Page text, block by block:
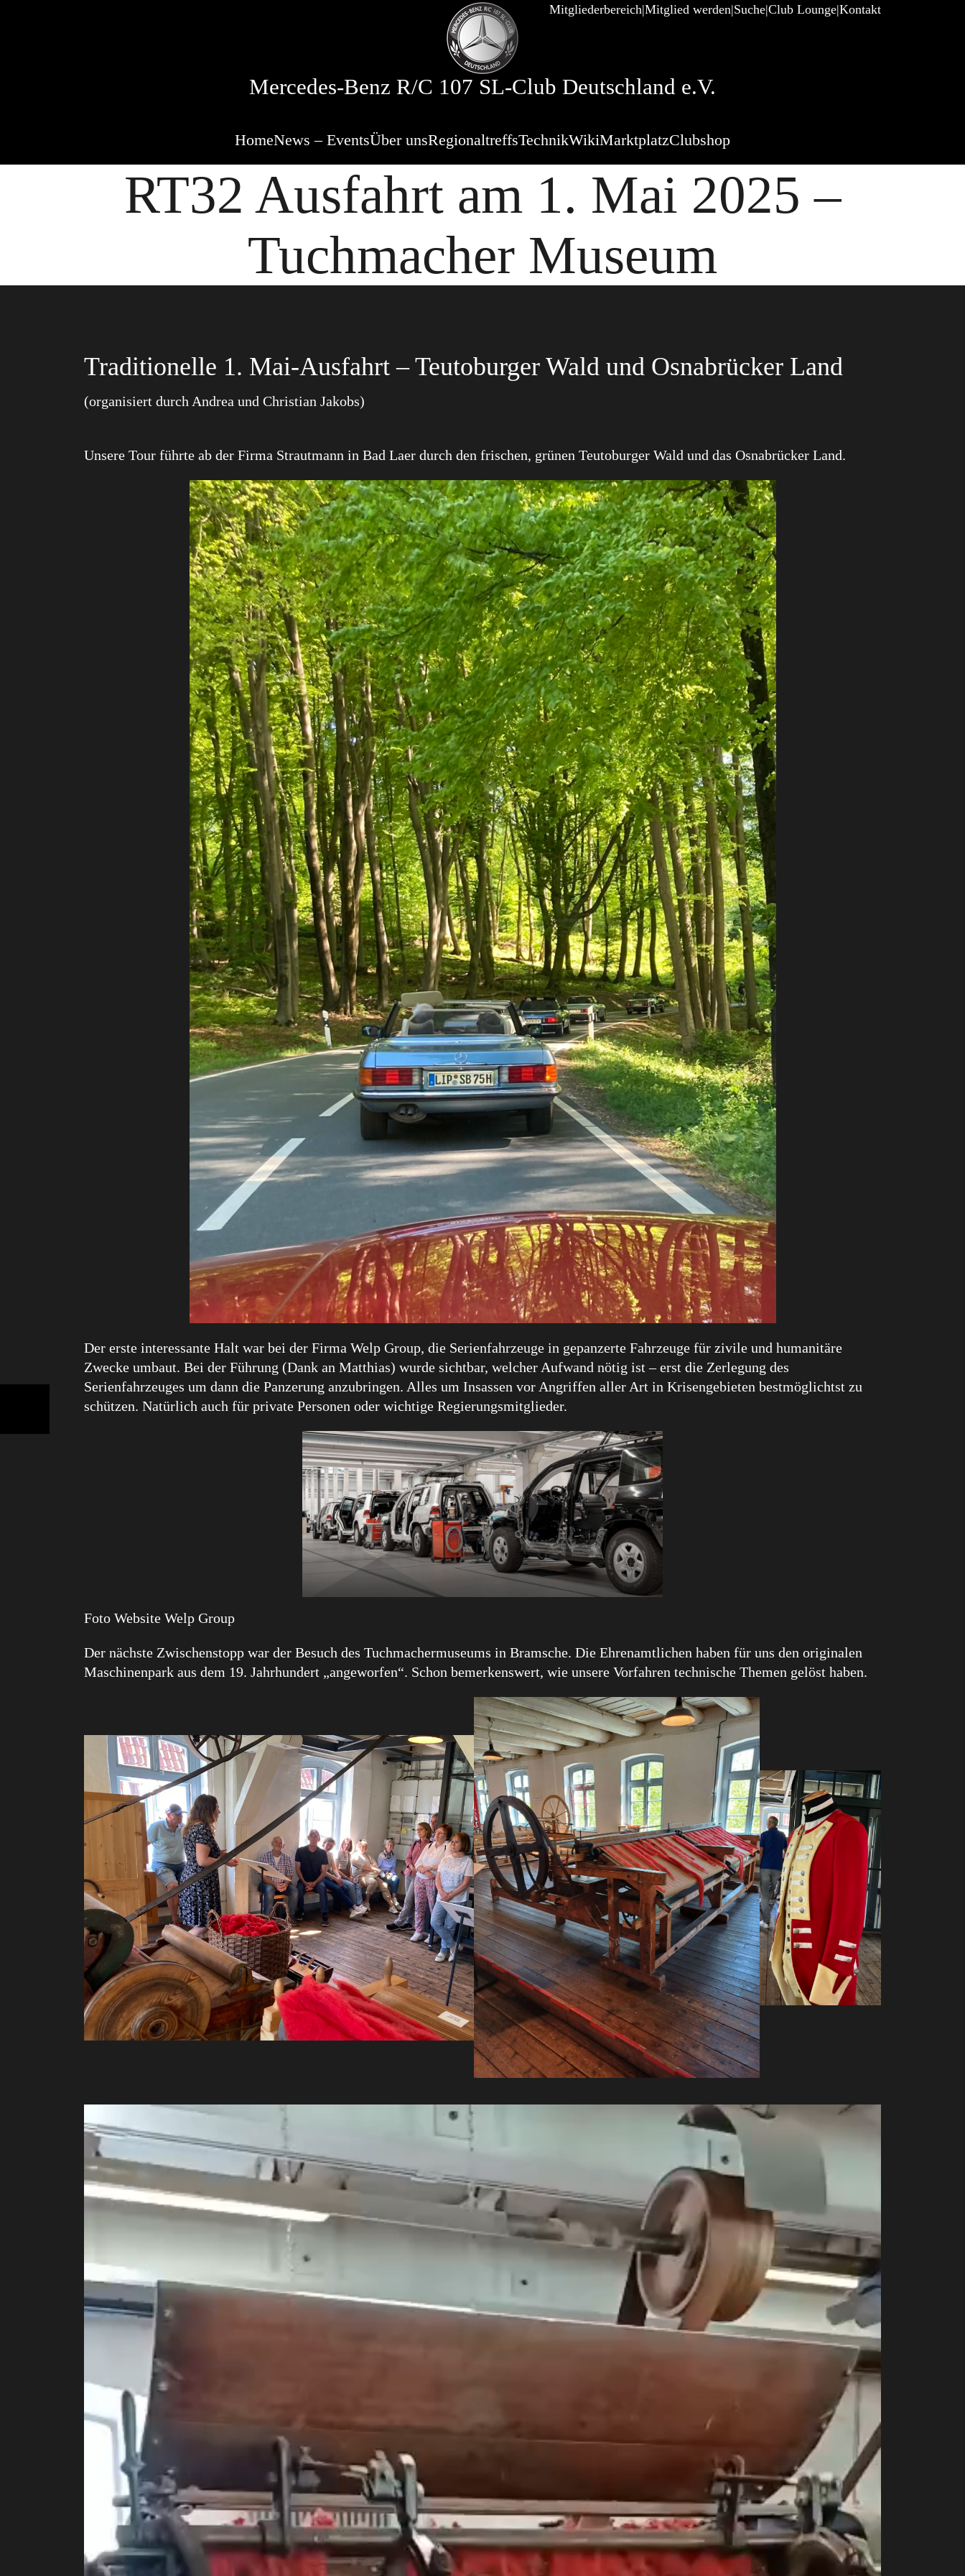
Mitgliederbereich Mitglied werden Suche Club Lounge Kontakt
Mercedes-Benz R/C 107 SL-Club Deutschland e.V.
HomeNews – EventsÜber unsRegionaltreffsTechnikWikiMarktplatzClubshop
RT32 Ausfahrt am 1. Mai 2025 –
Tuchmacher Museum
Traditionelle 1. Mai-Ausfahrt – Teutoburger Wald und Osnabrücker Land
(organisiert durch Andrea und Christian Jakobs)
Unsere Tour führte ab der Firma Strautmann in Bad Laer durch den frischen, grünen Teutoburger Wald und das Osnabrücker Land.
Der erste interessante Halt war bei der Firma Welp Group, die Serienfahrzeuge in gepanzerte Fahrzeuge für zivile und humanitäre
Zwecke umbaut. Bei der Führung (Dank an Matthias) wurde sichtbar, welcher Aufwand nötig ist – erst die Zerlegung des
Serienfahrzeuges um dann die Panzerung anzubringen. Alles um Insassen vor Angriffen aller Art in Krisengebieten bestmöglichtst zu
schützen. Natürlich auch für private Personen oder wichtige Regierungsmitglieder.
Foto Website Welp Group
Der nächste Zwischenstopp war der Besuch des Tuchmachermuseums in Bramsche. Die Ehrenamtlichen haben für uns den originalen
Maschinenpark aus dem 19. Jahrhundert „angeworfen“. Schon bemerkenswert, wie unsere Vorfahren technische Themen gelöst haben.